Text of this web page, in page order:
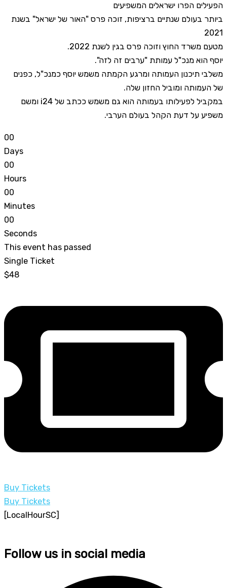
הפעילים הפרו ישראלים המשפיעים
ביותר בעולם שנתיים ברציפות, זוכה פרס "האור של ישראל" בשנת
2021
מטעם משרד החוץ וזוכה פרס בגין לשנת 2022.
יוסף הוא מנכ"ל עמותת "ערבים זה לזה".
משלבי תיכנון העמותה ומרגע הקמתה משמש יוסף כמנכ"ל, כפנים
של העמותה ומוביל החזון שלה.
במקביל לפעילותו בעמותה הוא גם משמש ככתב של i24 ומשם
משפיע על דעת הקהל בעולם הערבי.
00
Days
00
Hours
00
Minutes
00
Seconds
This event has passed
Single Ticket
$48
Buy Tickets
Buy Tickets
[LocalHourSC]
Follow us in social media